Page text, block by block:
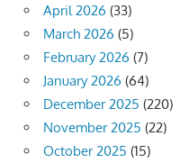
April 2026 (33)
March 2026 (5)
February 2026 (7)
January 2026 (64)
December 2025 (220)
November 2025 (22)
October 2025 (15)